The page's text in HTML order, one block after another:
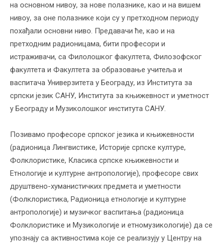
на основном нивоу, за нове полазнике, као и на вишем
нивоу, за оне полазнике који су у претходном периоду
похађали основни ниво. Предавачи ће, као и на
претходним радионицама, бити професори и
истраживачи, са Филолошког факултета, Филозофског
факултета и Факултета за образовање учитеља и
васпитача Универзитета у Београду, из Института за
српски језик САНУ, Института за књижевност и уметност
у Београду и Музиколошког института САНУ.
Позивамо професоре српског језика и књижевности
(радионица Лингвистике, Историје српске културе,
Фолклористике, Класика српске књижевности и
Eтнологије и културне антропологије), професоре свих
друштвено-хуманистичких предмета и уметности
(Фолклористика, Радионица етнологије и културне
антропологије) и музичког васпитања (радионица
Фолклористике и Музикологије и етномузикологије) да се
упознају са активностима које се реализују у Центру на